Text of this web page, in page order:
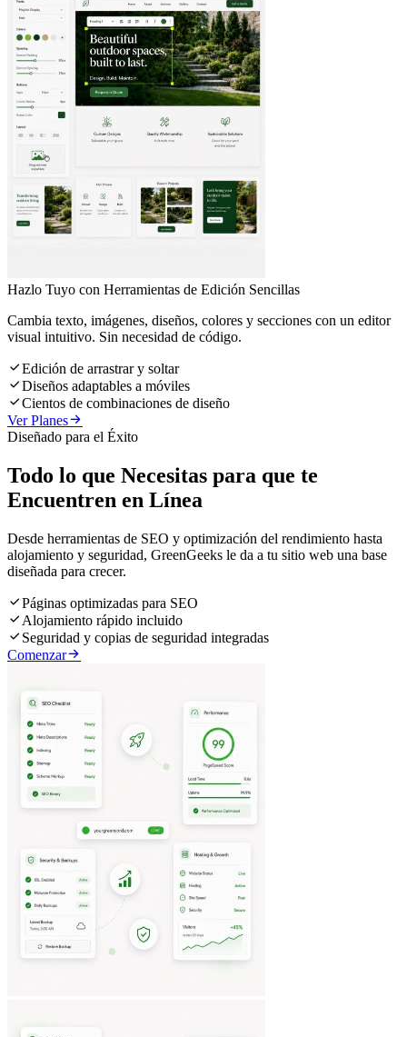
Hazlo Tuyo con Herramientas de Edición Sencillas
Cambia texto, imágenes, diseños, colores y secciones con un editor
visual intuitivo. Sin necesidad de código.
Edición de arrastrar y soltar
Diseños adaptables a móviles
Cientos de combinaciones de diseño
Ver Planes
Diseñado para el Éxito
Todo lo que Necesitas para que te
Encuentren en Línea
Desde herramientas de SEO y optimización del rendimiento hasta
alojamiento y seguridad, GreenGeeks le da a tu sitio web una base
diseñada para crecer.
Páginas optimizadas para SEO
 Alojamiento rápido incluido
 Seguridad y copias de seguridad integradas
Comenzar